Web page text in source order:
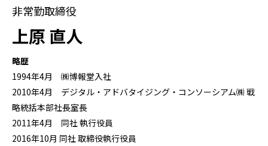
非常勤取締役
上原 直人
略歴
1994年4月 ㈱博報堂入社
2010年4月 デジタル・アドバタイジング・コンソーシアム㈱ 戦
略統括本部社長室長
2011年4月 同社 執行役員
2016年10月 同社 取締役執行役員